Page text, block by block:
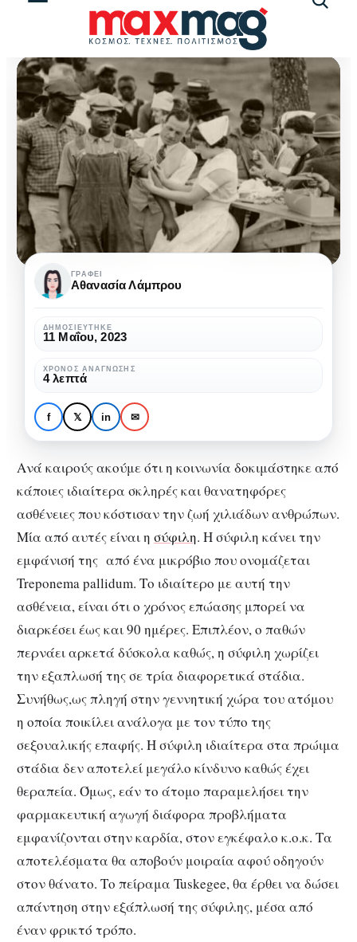
ΑΠΌΨΕΙΣ ΕΚΠΑΊΔΕΥΣΗ
Πείραμα Tuskegee:
Έγκλημα για την
ανθρωπότητα
Πείραμα
Tuskegee:
Έγκλημα
την
ανθρωπότητα
ΓΡΆΦΕΙ
Αθανασία Λάμπρου
ΔΗΜΟΣΙΕΎΤΗΚΕ
11 Μαΐου, 2023
ΧΡΌΝΟΣ ΑΝΆΓΝΩΣΗΣ
4 λεπτά
f 𝕏 in ✉
Ανά καιρούς ακούμε ότι η κοινωνία δοκιμάστηκε από
κάποιες ιδιαίτερα σκληρές και θανατηφόρες
ασθένειες που κόστισαν την ζωή χιλιάδων ανθρώπων.
Μία από αυτές είναι η σύφιλη. Η σύφιλη κάνει την
εμφάνισή της από ένα μικρόβιο που ονομάζεται
Treponema pallidum. Το ιδιαίτερο με αυτή την
ασθένεια, είναι ότι ο χρόνος επώασης μπορεί να
διαρκέσει έως και 90 ημέρες. Επιπλέον, ο παθών
περνάει αρκετά δύσκολα καθώς, η σύφιλη χωρίζει
την εξαπλωσή της σε τρία διαφορετικά στάδια.
Συνήθως,ως πληγή στην γεννητική χώρα του ατόμου
η οποία ποικίλει ανάλογα με τον τύπο της
σεξουαλικής επαφής. Η σύφιλη ιδιαίτερα στα πρώιμα
στάδια δεν αποτελεί μεγάλο κίνδυνο καθώς έχει
θεραπεία. Όμως, εάν το άτομο παραμελήσει την
φαρμακευτική αγωγή διάφορα προβλήματα
εμφανίζονται στην καρδία, στον εγκέφαλο κ.ο.κ. Τα
αποτελέσματα θα αποβούν μοιραία αφού οδηγούν
στον θάνατο. Tο πείραμα Tuskegee, θα έρθει να δώσει
απάντηση στην εξάπλωσή της σύφιλης, μέσα από
έναν φρικτό τρόπο.